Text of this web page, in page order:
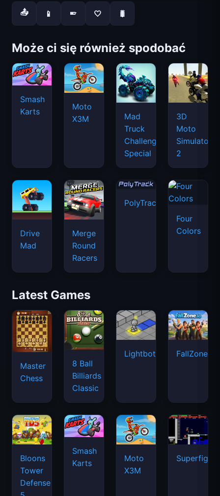
📤 📱 📱 🤍 🐛
Może ci się również spodobać
Smash
Karts
Moto
X3M
Mad
Truck
Challenge
Special
3D
Moto
Simulator
2
Drive
Mad
Merge
Round
Racers
PolyTrack
Four
Colors
Latest Games
Master
Chess
8 Ball
Billiards
Classic
Lightbot FallZone.io
Bloons
Tower
Defense
Smash
Karts
Moto
X3M